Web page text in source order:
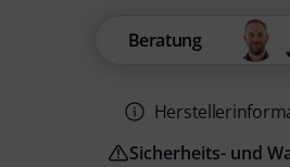
Beratung
Sicherheits- und